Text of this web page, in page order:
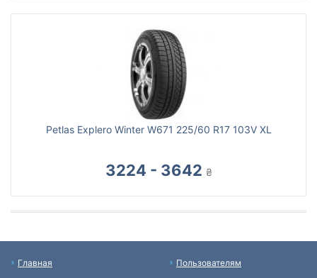
Petlas Explero Winter W671 225/60 R17 103V XL
3224 - 3642 ₴
Главная
Пользователям